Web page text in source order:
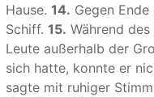
Hause. 14. Gegen
Schiff. 15. Während
Leute außerhalb der
sich hatte, konnte er
sagte mit ruhiger